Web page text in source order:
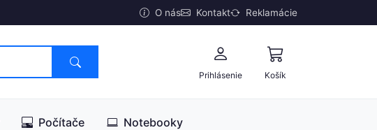
O nás Kontakt Reklamácie
Prihlásenie Košík
Počítače Notebooky